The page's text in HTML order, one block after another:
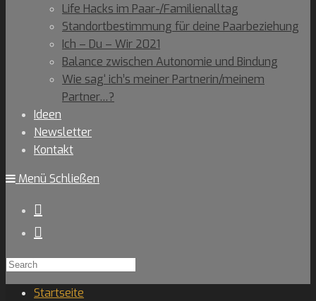
Life Hacks im Paar-/Familienalltag
Standortbestimmung für deine Paarbeziehung
Ich – Du – Wir 2021
Balance zwischen Autonomie und Bindung
Wie sag‘ ich’s meiner Partnerin/meinem
Partner…?
Ideen
Newsletter
Kontakt
Menü Schließen
Search
for:
Startseite